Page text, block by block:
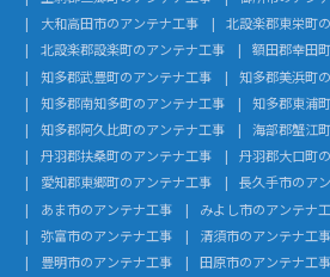
大和高田市のアンテナ工事
北設楽郡東栄町
北設楽郡設楽町のアンテナ工事
額田郡幸田
知多郡武豊町のアンテナ工事
知多郡美浜町
知多郡南知多町のアンテナ工事
知多郡東浦
知多郡阿久比町のアンテナ工事
海部郡蟹江
丹羽郡扶桑町のアンテナ工事
丹羽郡大口町
愛知郡東郷町のアンテナ工事
長久手市のア
あま市のアンテナ工事
みよし市のアンテナ
弥富市のアンテナ工事
清須市のアンテナ工事
豊明市のアンテナ工事
田原市のアンテナ工事